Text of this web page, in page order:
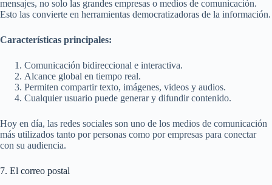
mensajes, no solo las grandes empresas o medios de comunicación.
Esto las convierte en herramientas democratizadoras de la información.
Características principales:
Comunicación bidireccional e interactiva.
Alcance global en tiempo real.
Permiten compartir texto, imágenes, videos y audios.
Cualquier usuario puede generar y difundir contenido.
Hoy en día, las redes sociales son uno de los medios de comunicación
más utilizados tanto por personas como por empresas para conectar
con su audiencia.
7. El correo postal